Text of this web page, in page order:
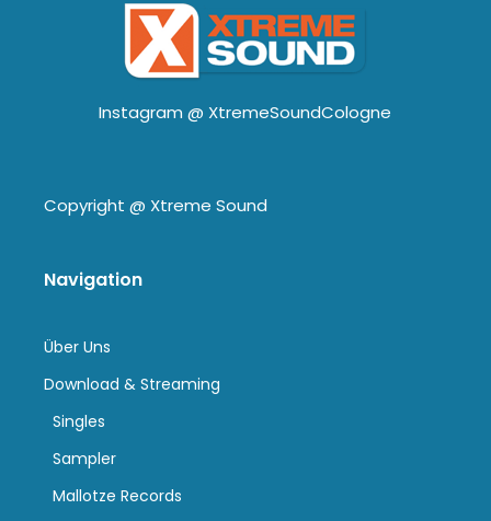
Instagram @ XtremeSoundCologne
Copyright @ Xtreme Sound
Navigation
Über Uns
Download & Streaming
Singles
Sampler
Mallotze Records